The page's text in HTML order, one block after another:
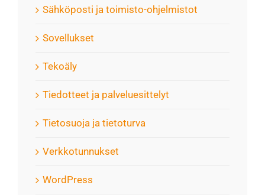
Sähköposti ja toimisto-ohjelmistot
Sovellukset
Tekoäly
Tiedotteet ja palveluesittelyt
Tietosuoja ja tietoturva
Verkkotunnukset
WordPress